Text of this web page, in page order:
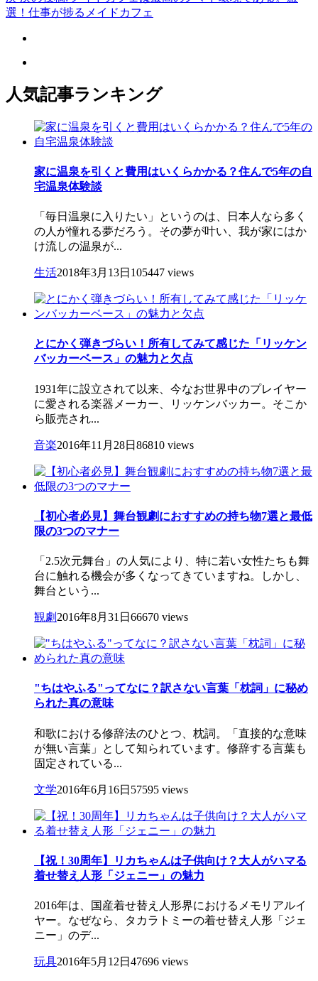
選！仕事が捗るメイドカフェ
人気記事ランキング
家に温泉を引くと費用はいくらかかる？住んで5年の自
宅温泉体験談
「毎日温泉に入りたい」というのは、日本人なら多く
の人が憧れる夢だろう。その夢が叶い、我が家にはか
け流しの温泉が...
生活2018年3月13日 105447 views
とにかく弾きづらい！所有してみて感じた「リッケン
バッカーベース」の魅力と欠点
1931年に設立されて以来、今なお世界中のプレイヤー
に愛される楽器メーカー、リッケンバッカー。そこか
ら販売され...
音楽2016年11月28日 86810 views
【初心者必見】舞台観劇におすすめの持ち物7選と最低
限の3つのマナー
「2.5次元舞台」の人気により、特に若い女性たちも舞
台に触れる機会が多くなってきていますね。しかし、
舞台という...
観劇 2016年8月31日 66670 views
"ちはやふる"ってなに？訳さない言葉「枕詞」に秘め
られた真の意味
和歌における修辞法のひとつ、枕詞。「直接的な意味
が無い言葉」として知られています。修辞する言葉も
固定されている...
文学2016年6月16日 57595 views
【祝！30周年】リカちゃんは子供向け？大人がハマる
着せ替え人形「ジェニー」の魅力
2016年は、国産着せ替え人形界におけるメモリアルイ
ヤー。なぜなら、タカラトミーの着せ替え人形「ジェ
ニー」のデ...
玩具2016年5月12日 47696 views